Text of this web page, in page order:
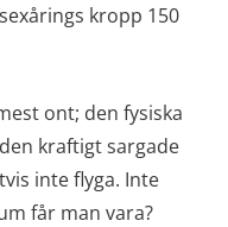
kropp 150
ont; den fysiska
kraftigt sargade
inte flyga. Inte
får man vara?